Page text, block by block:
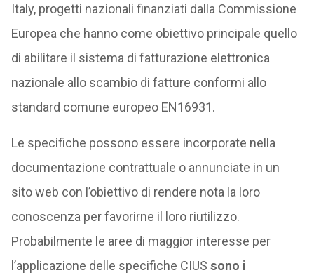
Italy, progetti nazionali finanziati dalla Commissione
Europea che hanno come obiettivo principale quello
di abilitare il sistema di fatturazione elettronica
nazionale allo scambio di fatture conformi allo
standard comune europeo EN16931.
Le specifiche possono essere incorporate nella
documentazione contrattuale o annunciate in un
sito web con l’obiettivo di rendere nota la loro
conoscenza per favorirne il loro riutilizzo.
Probabilmente le aree di maggior interesse per
l’applicazione delle specifiche CIUS sono i